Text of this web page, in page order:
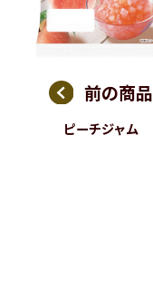
前の商品
ピーチジャム